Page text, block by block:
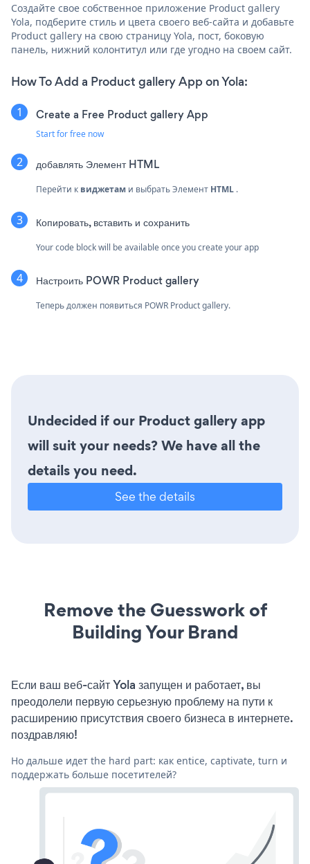
Создайте свое собственное приложение Product gallery
Yola, подберите стиль и цвета своего веб-сайта и добавьте
Product gallery на свою страницу Yola, пост, боковую
панель, нижний колонтитул или где угодно на своем сайт.
How To Add a Product gallery App on Yola:
Create a Free Product gallery App
Start for free now
добавлять Элемент HTML
Перейти к виджетам и выбратьЭлемент HTML .
Копировать, вставить и сохранить
Your code block will be available once you create your app
Настроить POWR Product gallery
Теперь должен появиться POWR Product gallery.
Undecided if our Product gallery app
will suit your needs? We have all the
details you need.
See the details
Remove the Guesswork of
Building Your Brand
Если ваш веб-сайт Yola запущен и работает, вы
преодолели первую серьезную проблему на пути к
расширению присутствия своего бизнеса в интернете.
поздравляю!
Но дальше идет the hard part: как entice, captivate, turn и
поддержать больше посетителей?